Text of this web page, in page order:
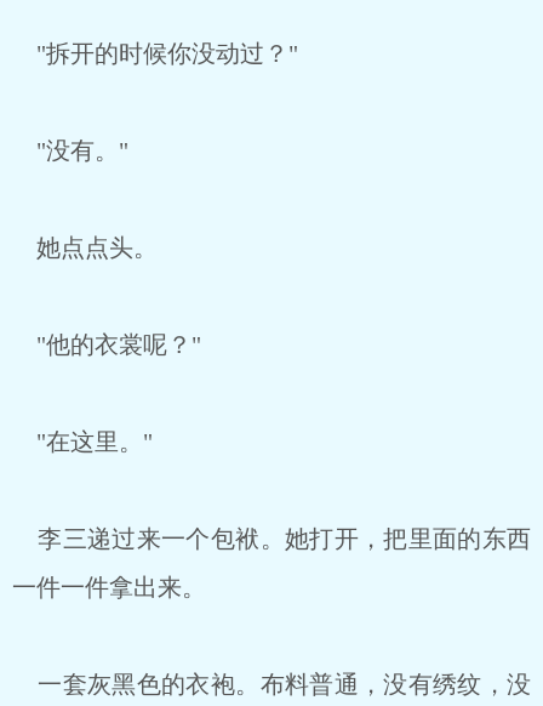
"拆开的时候你没动过？"
"没有。"
她点点头。
"他的衣裳呢？"
"在这里。"
李三递过来一个包袱。她打开，把里面的东西
一件一件拿出来。
一套灰黑色的衣袍。布料普通，没有绣纹，没